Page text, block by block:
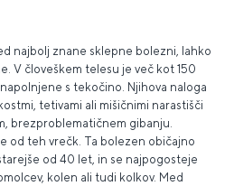
najbolj znane sklepne bolezni, lahko
V človeškem telesu je več kot 150
s tekočino. Njihova naloga
tetivami ali mišičnimi narastišči
brezproblematičnem gibanju.
od teh vrečk. Ta bolezen običajno
od 40 let, in se najpogosteje
kolen ali tudi kolkov. Med